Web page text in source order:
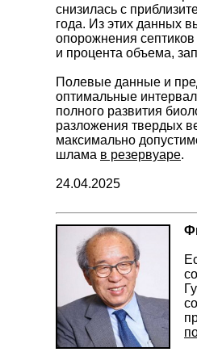
снизилась с
года. Из этих данных
опорожнения
и процента объема,
Полевые данные и
оптимальные
полного развития
разложения твердых
максимально
шлама в резервуаре.
24.04.2025